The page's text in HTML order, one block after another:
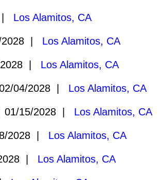
| Los Alamitos, CA
| Los Alamitos, CA
| Los Alamitos, CA
04/2028 | Los Alamitos, CA
15/2028 | Los Alamitos, CA
2028 | Los Alamitos, CA
| Los Alamitos, CA